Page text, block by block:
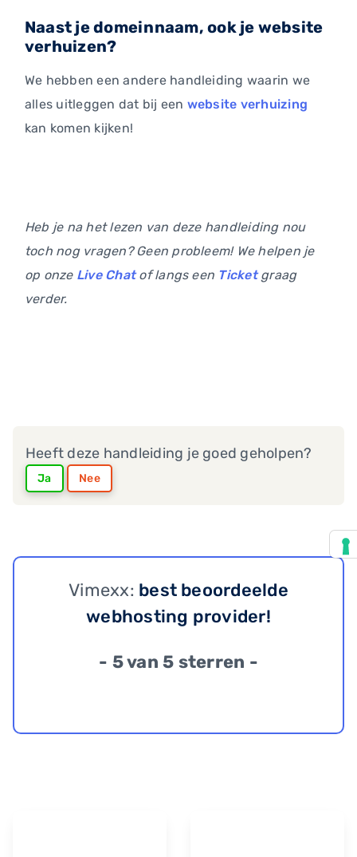
Naast je domeinnaam, ook je website
verhuizen?
We hebben een andere handleiding waarin we
alles uitleggen dat bij een website verhuizing
kan komen kijken!
Heb je na het lezen van deze handleiding nou
toch nog vragen? Geen probleem! We helpen je
op onze Live Chatof langs een Ticketgraag
verder.
Heeft deze handleiding je goed geholpen?
Ja Nee
Vimexx: best beoordeelde
webhosting provider!
- 5 van 5 sterren -